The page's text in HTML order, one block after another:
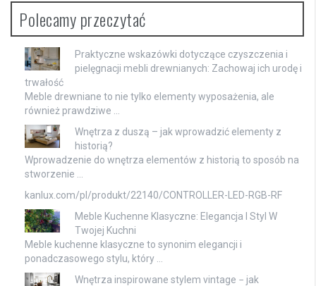
Polecamy przeczytać
Praktyczne wskazówki dotyczące czyszczenia i
pielęgnacji mebli drewnianych: Zachowaj ich urodę i
trwałość
Meble drewniane to nie tylko elementy wyposażenia, ale
również prawdziwe …
Wnętrza z duszą – jak wprowadzić elementy z
historią?
Wprowadzenie do wnętrza elementów z historią to sposób na
stworzenie …
kanlux.com/pl/produkt/22140/CONTROLLER-LED-RGB-RF
Meble Kuchenne Klasyczne: Elegancja I Styl W
Twojej Kuchni
Meble kuchenne klasyczne to synonim elegancji i
ponadczasowego stylu, który …
Wnętrza inspirowane stylem vintage − jak